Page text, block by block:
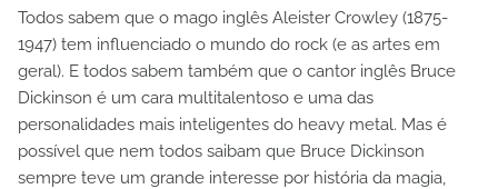
Todos sabem que o mago inglês Aleister Crowley (1875-
1947) tem influenciado o mundo do rock (e as artes em
geral). E todos sabem também que o cantor inglês Bruce
Dickinson é um cara multitalentoso e uma das
personalidades mais inteligentes do heavy metal. Mas é
possível que nem todos saibam que Bruce Dickinson
sempre teve um grande interesse por história da magia,